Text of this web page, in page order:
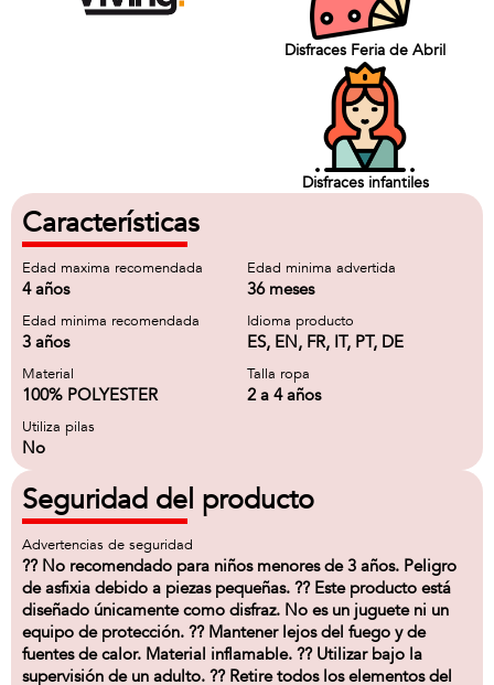
Disfraces Feria de Abril
Disfraces infantiles
Características
Edad maxima recomendada
4 años
Edad minima advertida
36 meses
Edad minima recomendada
3 años
Idioma producto
ES, EN, FR, IT, PT, DE
Material
100% POLYESTER
Talla ropa
2 a 4 años
Utiliza pilas
No
Seguridad del producto
Advertencias de seguridad
?? No recomendado para niños menores de 3 años. Peligro
de asfixia debido a piezas pequeñas. ?? Este producto está
diseñado únicamente como disfraz. No es un juguete ni un
equipo de protección. ?? Mantener lejos del fuego y de
fuentes de calor. Material inflamable. ?? Utilizar bajo la
supervisión de un adulto. ?? Retire todos los elementos del